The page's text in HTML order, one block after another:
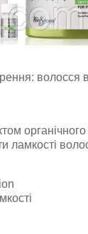
волосся
ламкості